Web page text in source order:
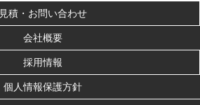
見積・お問い合わせ
会社概要
採用情報
個人情報保護方針